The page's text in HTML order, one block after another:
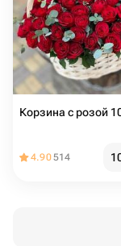
Корзина с розой
4.90514